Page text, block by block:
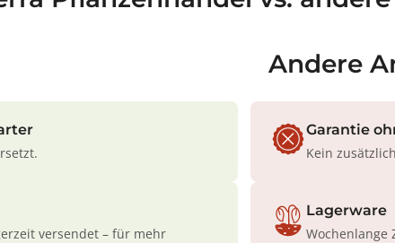
Andere
Garantie
Kein
versendet – für mehr
Lagerware
Wochenlange